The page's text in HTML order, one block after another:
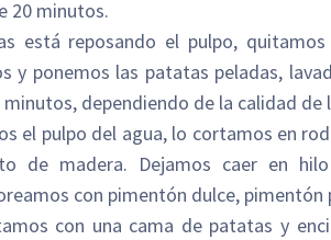
20 minutos.
está reposando el pulpo,
y ponemos las patatas peladas,
minutos, dependiendo de la calidad de
el pulpo del agua, lo cortamos en
de madera. Dejamos caer en
con pimentón dulce, pimentón
con una cama de patatas y